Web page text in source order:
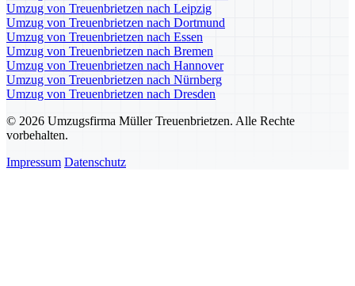
Umzug von Treuenbrietzen nach Leipzig
Umzug von Treuenbrietzen nach Dortmund
Umzug von Treuenbrietzen nach Essen
Umzug von Treuenbrietzen nach Bremen
Umzug von Treuenbrietzen nach Hannover
Umzug von Treuenbrietzen nach Nürnberg
Umzug von Treuenbrietzen nach Dresden
© 2026 Umzugsfirma Müller Treuenbrietzen. Alle Rechte
vorbehalten.
Impressum Datenschutz